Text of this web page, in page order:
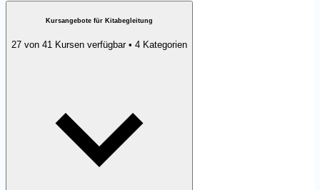
Kursangebote für Kitabegleitung
27 von 41 Kursen verfügbar • 4 Kategorien